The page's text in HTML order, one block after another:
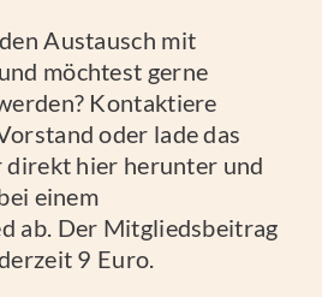
Austausch mit
möchtest gerne
Kontaktiere
oder lade das
hier herunter und
einem
ab. Der Mitgliedsbeitrag
9 Euro.